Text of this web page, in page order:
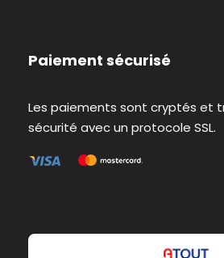
Paiement sécurisé
Les paiements sont cryptés et
sécurité avec un protocole SSL.